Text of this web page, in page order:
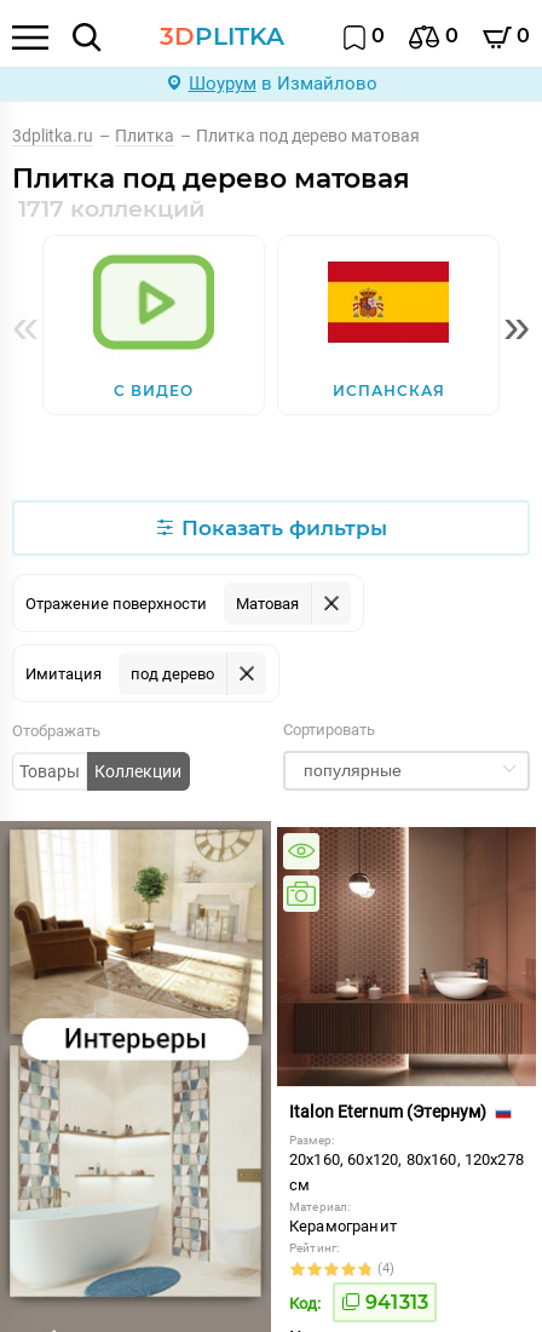
3DPLITKA 0 0 0
Шоурум в Измайлово
3dplitka.ru – Плитка – Плитка под дерево матовая
Плитка под дерево матовая
1717 коллекций
С ВИДЕО ИСПАНСКАЯ
« »
Показать фильтры
Отражение поверхности Матовая
Имитация под дерево
Отображать
Товары Коллекции
Сортировать
Italon Eternum (Этернум)
Размер:
20x160, 60x120, 80x160, 120x278
см
Материал:
Керамогранит
Рейтинг:
(4)
Код: 941313